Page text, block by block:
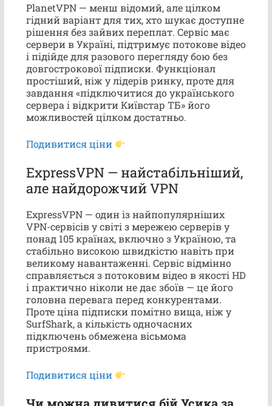
PlanetVPN — менш відомий, але цілком
гідний варіант для тих, хто шукає доступне
рішення без зайвих переплат. Сервіс має
сервери в Україні, підтримує потокове відео
і підійде для разового перегляду бою без
довгострокової підписки. Функціонал
простіший, ніж у лідерів ринку, проте для
завдання «підключитися до українського
сервера і відкрити Київстар ТБ» його
можливостей цілком достатньо.
Подивитися ціни
ExpressVPN — найстабільніший,
але найдорожчий VPN
ExpressVPN — один із найпопулярніших
VPN-сервісів у світі з мережею серверів у
понад 105 країнах, включно з Україною, та
стабільно високою швидкістю навіть при
великому навантаженні. Сервіс відмінно
справляється з потоковим відео в якості HD
і практично ніколи не дає збоїв — це його
головна перевага перед конкурентами.
Проте ціна підписки помітно вища, ніж у
SurfShark, а кількість одночасних
підключень обмежена вісьмома
пристроями.
Подивитися ціни